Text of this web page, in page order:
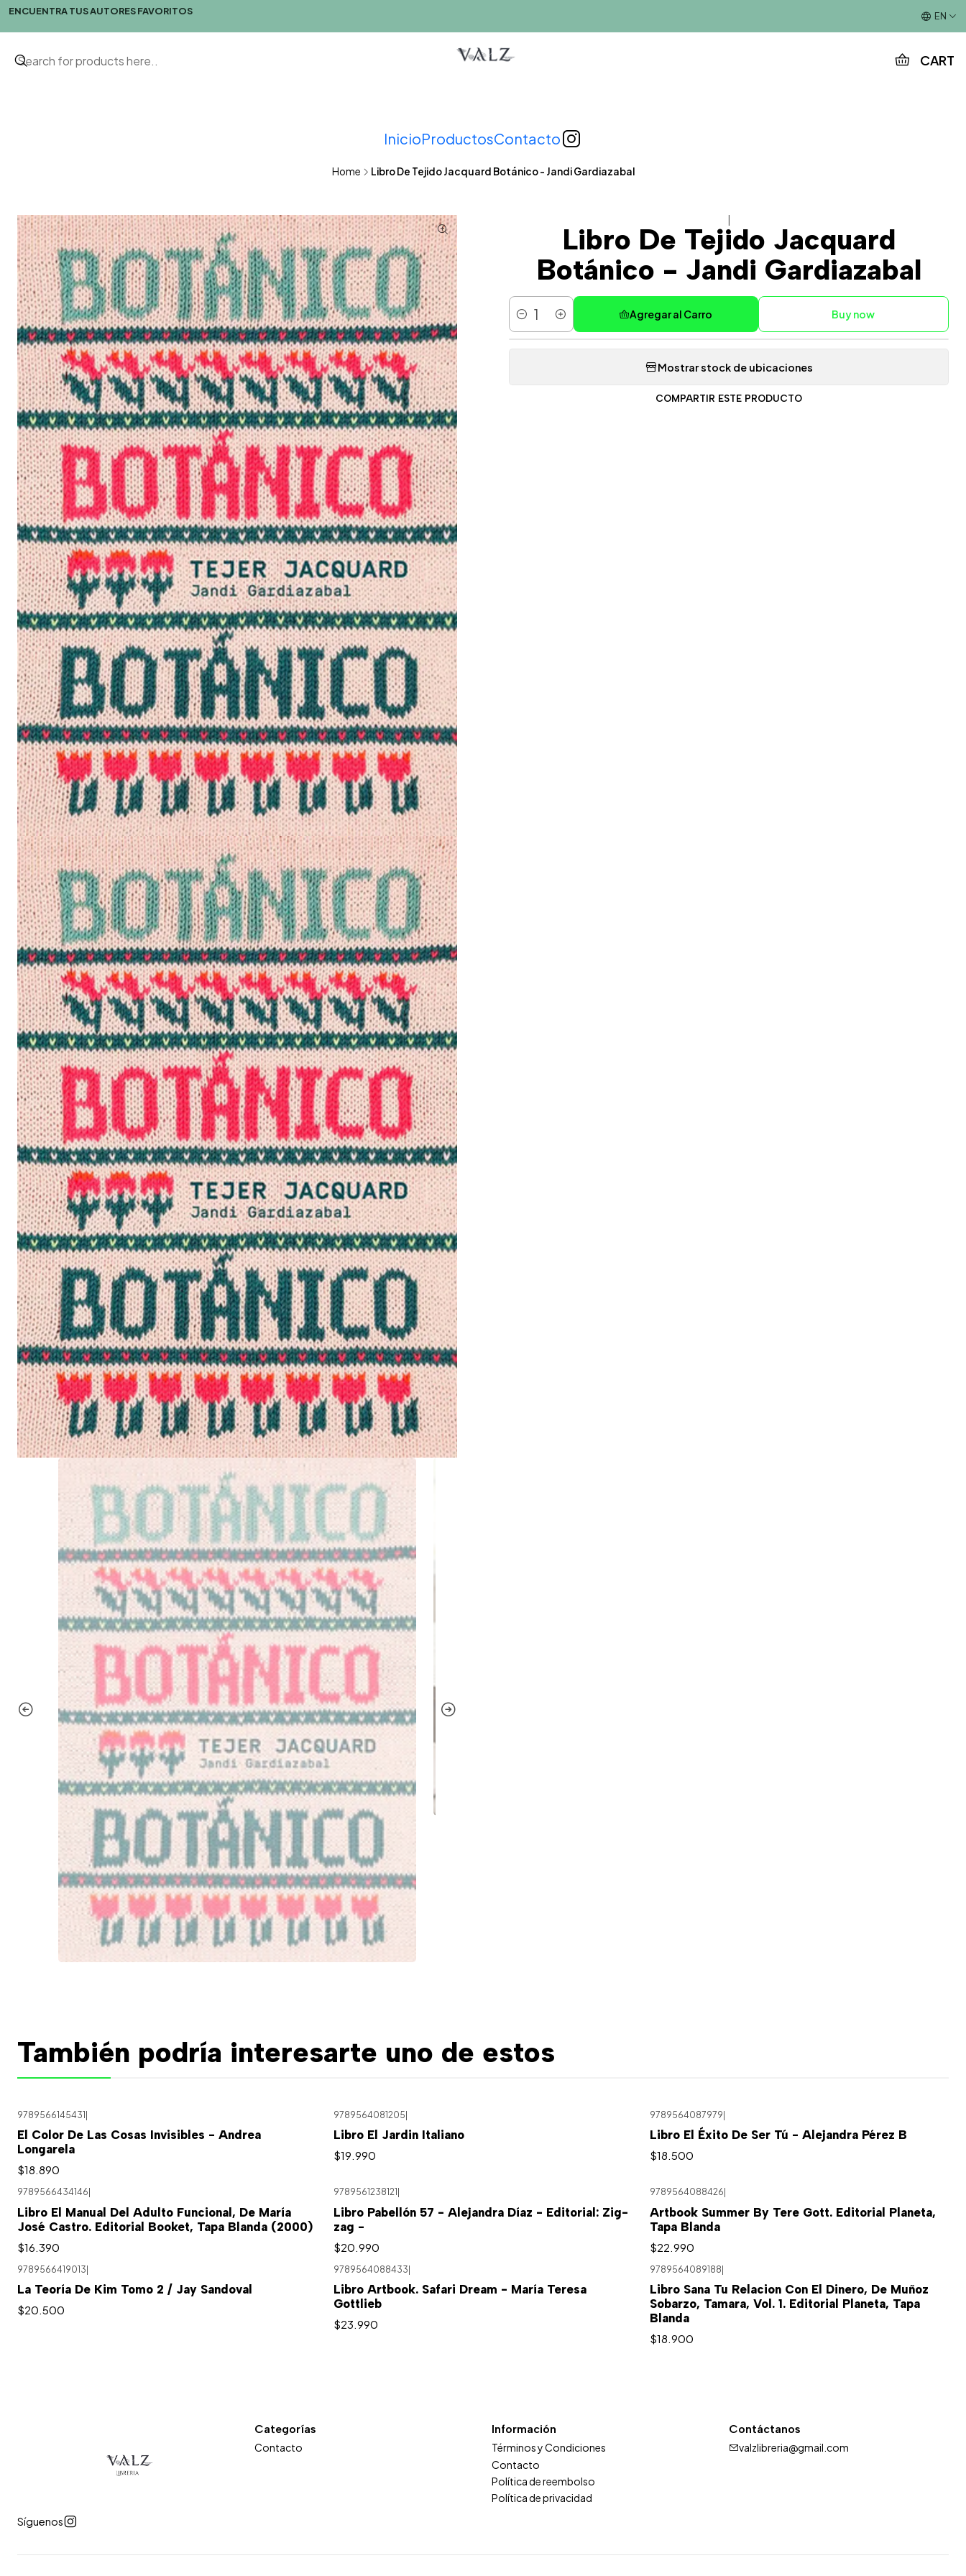
CART
InicioProductosContacto
ENCUENTRA TUS AUTORES FAVORITOS EN
Home Libro De Tejido Jacquard Botánico - Jandi Gardiazabal
Libro De Tejido Jacquard
Botánico - Jandi Gardiazabal
Cantidad
Agregar al Carro Buy now
Mostrar stock de ubicaciones
COMPARTIR ESTE PRODUCTO
También podría interesarte uno de estos
9789566145431
El Color De Las Cosas Invisibles - Andrea
Longarela
$18.890
9789564081205
Libro El Jardin Italiano
$19.990
9789564087979
Libro El Éxito De Ser Tú - Alejandra Pérez B
$18.500
9789566434146
Libro El Manual Del Adulto Funcional, De María
José Castro. Editorial Booket, Tapa Blanda (2000)
$16.390
9789561238121
Libro Pabellón 57 - Alejandra Díaz - Editorial: Zig-
zag -
$20.990
9789564088426
Artbook Summer By Tere Gott. Editorial Planeta,
Tapa Blanda
$22.990
9789566419013
La Teoría De Kim Tomo 2 / Jay Sandoval
$20.500
9789564088433
Libro Artbook. Safari Dream - María Teresa
Gottlieb
$23.990
9789564089188
Libro Sana Tu Relacion Con El Dinero, De Muñoz
Sobarzo, Tamara, Vol. 1. Editorial Planeta, Tapa
Blanda
$18.900
Síguenos
Categorías
Contacto
Información
Términos y Condiciones
Contacto
Política de reembolso
Política de privacidad
Contáctanos
valzlibreria@gmail.com